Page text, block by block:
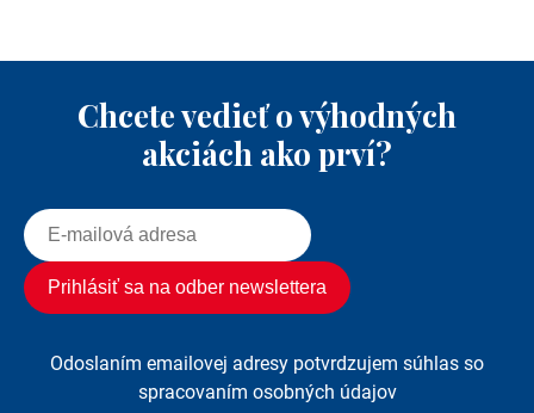
Chcete vedieť o výhodných
akciách ako prví?
Odoslaním emailovej adresy potvrdzujem súhlas so
spracovaním osobných údajov